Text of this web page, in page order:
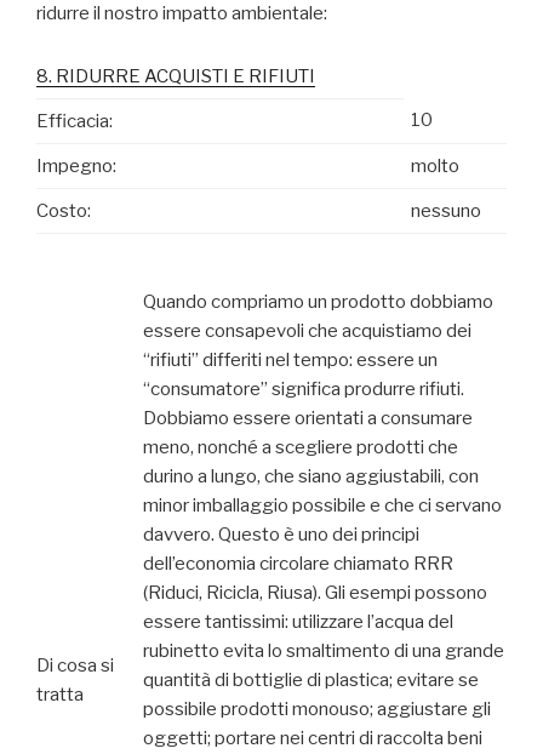
ridurre il nostro impatto ambientale:
8. RIDURRE ACQUISTI E RIFIUTI
Efficacia: 10
Impegno: molto
Costo: nessuno
Di cosa si
tratta
Quando compriamo un prodotto dobbiamo
essere consapevoli che acquistiamo dei
“rifiuti” differiti nel tempo: essere un
“consumatore” significa produrre rifiuti.
Dobbiamo essere orientati a consumare
meno, nonché a scegliere prodotti che
durino a lungo, che siano aggiustabili, con
minor imballaggio possibile e che ci servano
davvero. Questo è uno dei principi
dell’economia circolare chiamato RRR
(Riduci, Ricicla, Riusa). Gli esempi possono
essere tantissimi: utilizzare l’acqua del
rubinetto evita lo smaltimento di una grande
quantità di bottiglie di plastica; evitare se
possibile prodotti monouso; aggiustare gli
oggetti; portare nei centri di raccolta beni